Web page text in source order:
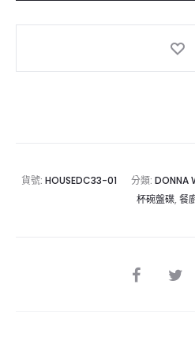
貨號: HOUSEDC33-01 分類: DONNA
杯碗盤碟, 餐
SHARE